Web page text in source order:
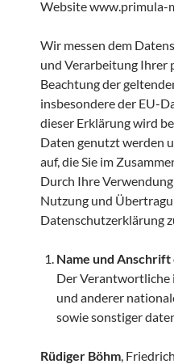
Website www.primula-
Wir messen dem
und Verarbeitung Ihrer
Beachtung der
insbesondere der EU-
dieser Erklärung wird
Daten genutzt werden
auf, die Sie im
Durch Ihre
Nutzung und
Datenschutzerklärung
Name und
Der Verantwortliche
und anderer
sowie sonstiger
Rüdiger Böhm,